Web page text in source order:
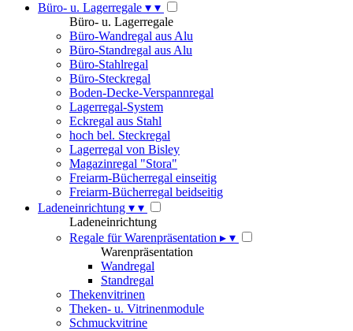
Büro- u. Lagerregale ▾ ▾
Büro- u. Lagerregale
Büro-Wandregal aus Alu
Büro-Standregal aus Alu
Büro-Stahlregal
Büro-Steckregal
Boden-Decke-Verspannregal
Lagerregal-System
Eckregal aus Stahl
hoch bel. Steckregal
Lagerregal von Bisley
Magazinregal "Stora"
Freiarm-Bücherregal einseitig
Freiarm-Bücherregal beidseitig
Ladeneinrichtung ▾ ▾
Ladeneinrichtung
Regale für Warenpräsentation ▸ ▾
Warenpräsentation
Wandregal
Standregal
Thekenvitrinen
Theken- u. Vitrinenmodule
Schmuckvitrine